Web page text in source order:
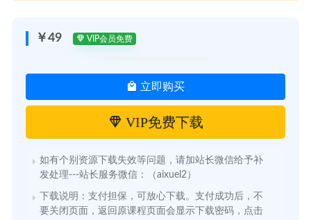
￥49 VIP会员免费
立即购买
VIP免费下载
如有个别资源下载失效等问题，请加站长微信给予补
发处理---站长服务微信：（aixuel2）
下载说明：支付担保，可放心下载。支付成功后，不
要关闭页面，返回原课程页面会显示下载密码，点击